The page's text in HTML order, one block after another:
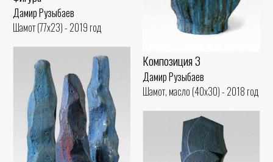
Дамир Рузыбаев
Шамот (77x23) - 2019 год
Композиция 3
Дамир Рузыбаев
Шамот, масло (40x30) - 2018 год